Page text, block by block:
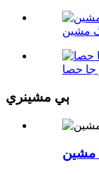
جا حصا
ٻي مشينري